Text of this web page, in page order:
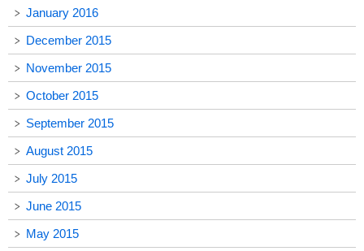
January 2016
December 2015
November 2015
October 2015
September 2015
August 2015
July 2015
June 2015
May 2015